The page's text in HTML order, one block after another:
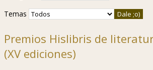
Temas
Premios Hislibris de
(XV ediciones)